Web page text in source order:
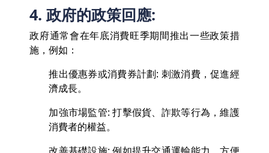
4. 政府的政策回應:
政府通常會在年底消費旺季期間推出一些政策措
施，例如：
推出優惠券或消費券計劃: 刺激消費，促進經
濟成長。
加強市場監管: 打擊假貨、詐欺等行為，維護
消費者的權益。